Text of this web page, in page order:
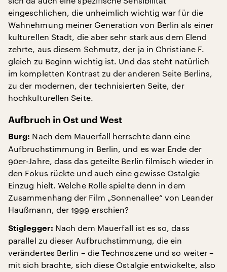
eingeschlichen, die unheimlich wichtig war für die
Wahnehmung meiner Generation von Berlin als einer
kulturellen Stadt, die aber sehr stark aus dem Elend
zehrte, aus diesem Schmutz, der ja in Christiane F.
gleich zu Beginn wichtig ist. Und das steht natürlich
im kompletten Kontrast zu der anderen Seite Berlins,
zu der modernen, der technisierten Seite, der
hochkulturellen Seite.
Aufbruch in Ost und West
Burg: Nach dem Mauerfall herrschte dann eine
Aufbruchstimmung in Berlin, und es war Ende der
90er-Jahre, dass das geteilte Berlin filmisch wieder in
den Fokus rückte und auch eine gewisse Ostalgie
Einzug hielt. Welche Rolle spielte denn in dem
Zusammenhang der Film „Sonnenallee“ von Leander
Haußmann, der 1999 erschien?
Stiglegger: Nach dem Mauerfall ist es so, dass
parallel zu dieser Aufbruchstimmung, die ein
verändertes Berlin – die Technoszene und so weiter –
mit sich brachte, sich diese Ostalgie entwickelte, also